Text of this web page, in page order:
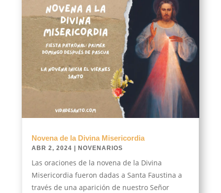
Novena de la Divina Misericordia
ABR 2, 2024 NOVENARIOS
Las oraciones de la novena de la Divina
Misericordia fueron dadas a Santa Faustina a
través de una aparición de nuestro Señor